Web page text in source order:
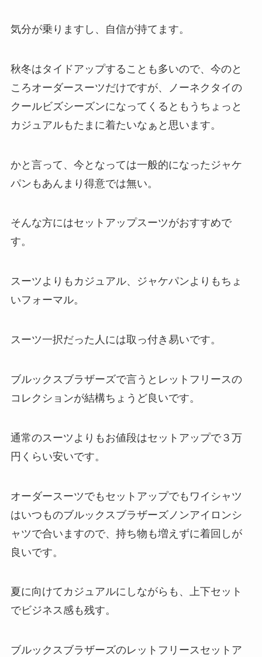
気分が乗りますし、自信が持てます。
秋冬はタイドアップすることも多いので、今のと
ころオーダースーツだけですが、ノーネクタイの
クールビズシーズンになってくるともうちょっと
カジュアルもたまに着たいなぁと思います。
かと言って、今となっては一般的になったジャケ
パンもあんまり得意では無い。
そんな方にはセットアップスーツがおすすめで
す。
スーツよりもカジュアル、ジャケパンよりもちょ
いフォーマル。
スーツ一択だった人には取っ付き易いです。
ブルックスブラザーズで言うとレットフリースの
コレクションが結構ちょうど良いです。
通常のスーツよりもお値段はセットアップで３万
円くらい安いです。
オーダースーツでもセットアップでもワイシャツ
はいつものブルックスブラザーズノンアイロンシ
ャツで合いますので、持ち物も増えずに着回しが
良いです。
夏に向けてカジュアルにしながらも、上下セット
でビジネス感も残す。
ブルックスブラザーズのレットフリースセットア